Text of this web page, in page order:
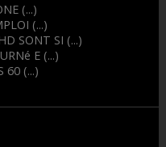
(...)
(...)
SONT SI (...)
E (...)
60 (...)